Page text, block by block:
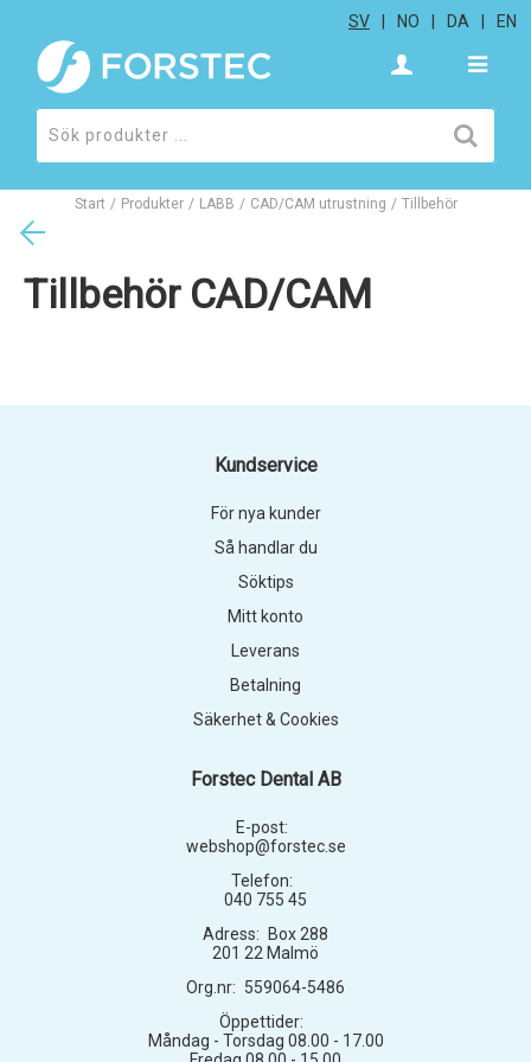
SV NO DA EN
Start / Produkter / LABB / CAD/CAM utrustning / Tillbehör
Tillbehör CAD/CAM
Forstec Dental AB
E-post:
webshop@forstec.se
Telefon:
040 755 45
Adress:
Box 288
201 22 Malmö
Org.nr: 559064-5486
Öppettider:
Måndag - Torsdag 08.00 - 17.00
Kundservice
För nya kunder
Så handlar du
Söktips
Mitt konto
Leverans
Betalning
Säkerhet & Cookies